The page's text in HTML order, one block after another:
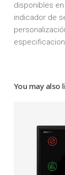
disponibles
indicador de
You may also